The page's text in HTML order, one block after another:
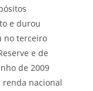
e durou
no terceiro
e de
de 2009
renda nacional